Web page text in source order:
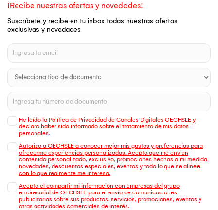
¡Recibe nuestras ofertas y novedades!
Suscríbete y recibe en tu inbox todas nuestras ofertas
exclusivas y novedades
He leído la Política de Privacidad de Canales Digitales OECHSLE y
declaro haber sido informado sobre el tratamiento de mis datos
personales.
Autorizo a OECHSLE a conocer mejor mis gustos y preferencias para
ofrecerme experiencias personalizadas. Acepto que me envien
contenido personalizado, exclusivo, promociones hechas a mi medida,
novedades, descuentos especiales, eventos y todo lo que se alinee
con lo que realmente me interesa.
Acepto el compartir mi información con empresas del grupo
empresarial de OECHSLE para el envío de comunicaciones
publicitarias sobre sus productos, servicios, promociones, eventos y
otras actividades comerciales de interés.